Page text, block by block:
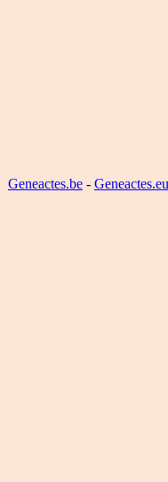
Geneactes.be - Geneactes.eu